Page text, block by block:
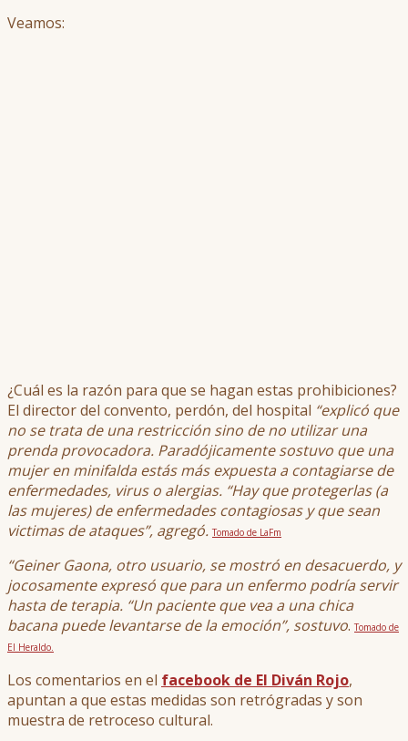
Veamos:
¿Cuál es la razón para que se hagan estas prohibiciones?
El director del convento, perdón, del hospital “explicó que
no se trata de una restricción sino de no utilizar una
prenda provocadora. Paradójicamente sostuvo que una
mujer en minifalda estás más expuesta a contagiarse de
enfermedades, virus o alergias. “Hay que protegerlas (a
las mujeres) de enfermedades contagiosas y que sean
victimas de ataques”, agregó. Tomado de LaFm
“Geiner Gaona, otro usuario, se mostró en desacuerdo, y
jocosamente expresó que para un enfermo podría servir
hasta de terapia. “Un paciente que vea a una chica
bacana puede levantarse de la emoción”, sostuvo.Tomado de
El Heraldo.
Los comentarios en el facebook de El Diván Rojo,
apuntan a que estas medidas son retrógradas y son
muestra de retroceso cultural.